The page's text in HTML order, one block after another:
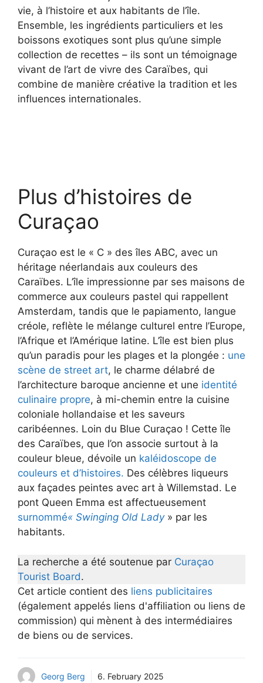
vie, à l’histoire et aux habitants de l’île.
Ensemble, les ingrédients particuliers et les
boissons exotiques sont plus qu’une simple
collection de recettes – ils sont un témoignage
vivant de l’art de vivre des Caraïbes, qui
combine de manière créative la tradition et les
influences internationales.
Plus d’histoires de
Curaçao
Curaçao est le « C » des îles ABC, avec un
héritage néerlandais aux couleurs des
Caraïbes. L’île impressionne par ses maisons de
commerce aux couleurs pastel qui rappellent
Amsterdam, tandis que le papiamento, langue
créole, reflète le mélange culturel entre l’Europe,
l’Afrique et l’Amérique latine. L’île est bien plus
qu’un paradis pour les plages et la plongée : une
scène de street art, le charme délabré de
l’architecture baroque ancienne et une identité
culinaire propre, à mi-chemin entre la cuisine
coloniale hollandaise et les saveurs
caribéennes. Loin du Blue Curaçao ! Cette île
des Caraïbes, que l’on associe surtout à la
couleur bleue, dévoile un kaléidoscope de
couleurs et d’histoires. Des célèbres liqueurs
aux façades peintes avec art à Willemstad. Le
pont Queen Emma est affectueusement
surnommé« Swinging Old Lady » par les
habitants.
La recherche a été soutenue par Curaçao
Tourist Board.
Cet article contient des liens publicitaires
(également appelés liens d'affiliation ou liens de
commission) qui mènent à des intermédiaires
de biens ou de services.
Georg Berg 6. February 2025